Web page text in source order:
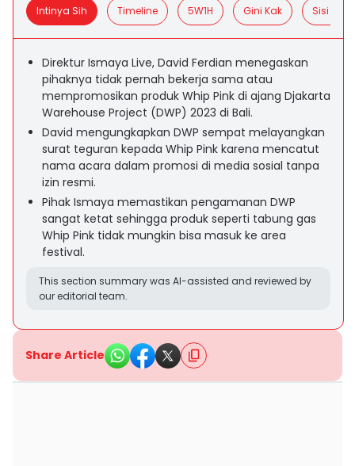
Intinya Sih Timeline 5W1H Gini Kak Sisi
Direktur Ismaya Live, David Ferdian menegaskan
pihaknya tidak pernah bekerja sama atau
mempromosikan produk Whip Pink di ajang Djakarta
Warehouse Project (DWP) 2023 di Bali.
David mengungkapkan DWP sempat melayangkan
surat teguran kepada Whip Pink karena mencatut
nama acara dalam promosi di media sosial tanpa
izin resmi.
Pihak Ismaya memastikan pengamanan DWP
sangat ketat sehingga produk seperti tabung gas
Whip Pink tidak mungkin bisa masuk ke area
festival.
This section summary was AI-assisted and reviewed by
our editorial team.
Share Article